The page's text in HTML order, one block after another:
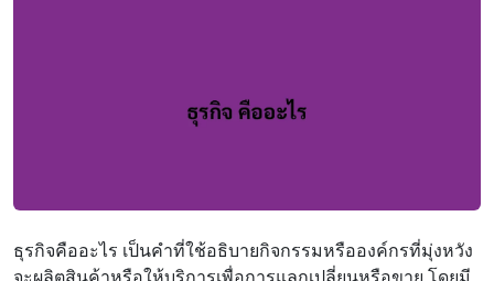
ธุรกิจคืออะไร เป็นคำที่ใช้อธิบายกิจกรรมหรือองค์กรที่มุ่งหวัง
จะผลิตสินค้าหรือให้บริการเพื่อการแลกเปลี่ยนหรือขาย โดยมี